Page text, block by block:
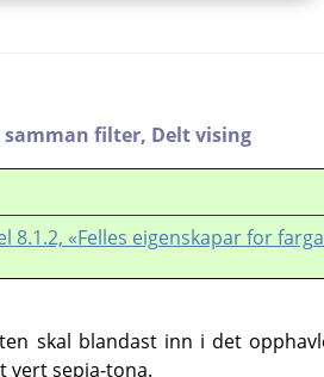
samman filter, Delt vising
8.1.2, «Felles eigenskapar for
skal blandast inn i det
vert sepia-tona.